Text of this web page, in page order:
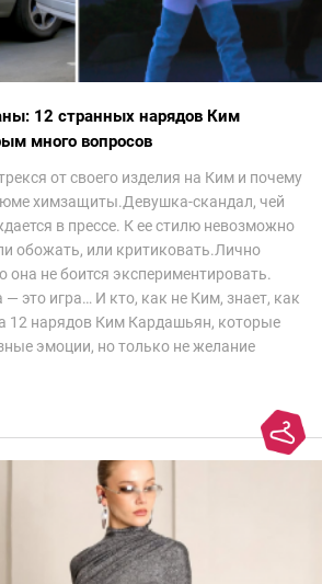
12 странных нарядов Ким
много вопросов
от своего изделия на Ким и почему
химзащиты.Девушка-скандал, чей
в прессе. К ее стилю невозможно
обожать, или критиковать.Лично
она не боится экспериментировать.
это игра… И кто, как не Ким, знает, как
12 нарядов Ким Кардашьян, которые
эмоции, но только не желание